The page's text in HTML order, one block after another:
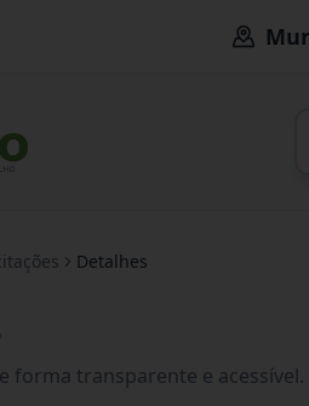
Detalhes
forma transparente e acessível.